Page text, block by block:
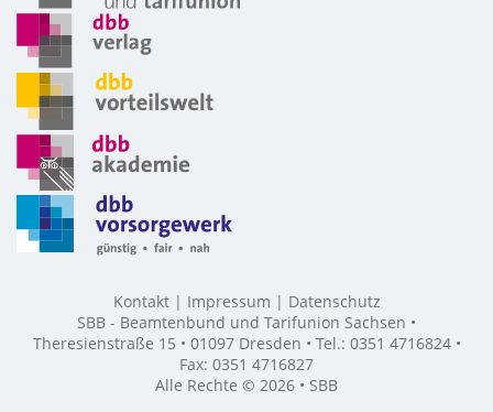
Kontakt Impressum
Datenschutz
SBB - Beamtenbund und Tarifunion Sachsen •
Theresienstraße 15 • 01097 Dresden • Tel.: 0351 4716824 •
Fax: 0351 4716827
Alle Rechte © 2026 • SBB